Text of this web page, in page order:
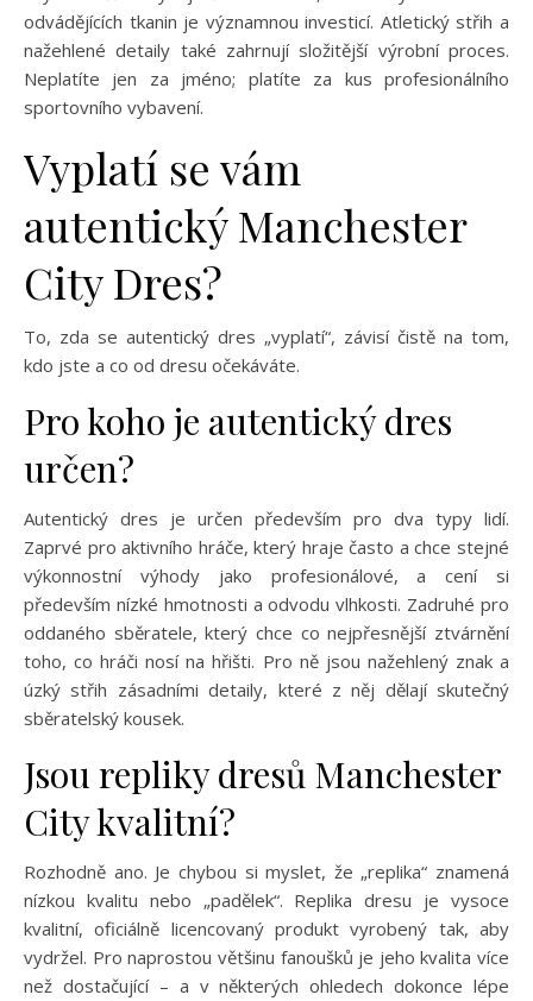
odvádějících tkanin je významnou investicí. Atletický střih a
nažehlené detaily také zahrnují složitější výrobní proces.
Neplatíte jen za jméno; platíte za kus profesionálního
sportovního vybavení.
Vyplatí se vám
autentický Manchester
City Dres?
To, zda se autentický dres „vyplatí“, závisí čistě na tom,
kdo jste a co od dresu očekáváte.
Pro koho je autentický dres
určen?
Autentický dres je určen především pro dva typy lidí.
Zaprvé pro aktivního hráče, který hraje často a chce stejné
výkonnostní výhody jako profesionálové, a cení si
především nízké hmotnosti a odvodu vlhkosti. Zadruhé pro
oddaného sběratele, který chce co nejpřesnější ztvárnění
toho, co hráči nosí na hřišti. Pro ně jsou nažehlený znak a
úzký střih zásadními detaily, které z něj dělají skutečný
sběratelský kousek.
Jsou repliky dresů Manchester
City kvalitní?
Rozhodně ano. Je chybou si myslet, že „replika“ znamená
nízkou kvalitu nebo „padělek“. Replika dresu je vysoce
kvalitní, oficiálně licencovaný produkt vyrobený tak, aby
vydržel. Pro naprostou většinu fanoušků je jeho kvalita více
než dostačující – a v některých ohledech dokonce lépe